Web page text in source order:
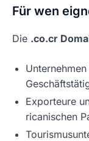
Für wen
Die .co.cr
Exporteure
ricanischen